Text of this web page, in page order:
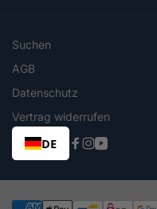
Suchen
AGB
Datenschutz
Vertrag widerrufen
DE
Facebook
Instagram
YouTube